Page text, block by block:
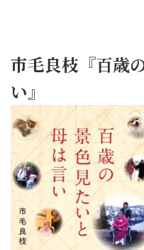
市毛良枝『百歳
い』